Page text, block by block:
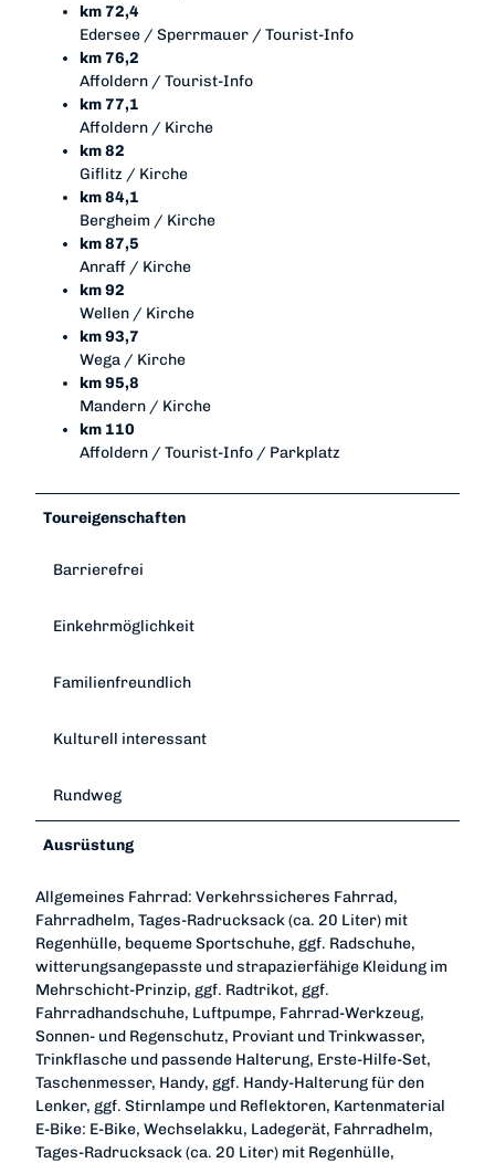
km 72,4
Edersee / Sperrmauer / Tourist-Info
km 76,2
Affoldern / Tourist-Info
km 77,1
Affoldern / Kirche
km 82
Giflitz / Kirche
km 84,1
Bergheim / Kirche
km 87,5
Anraff / Kirche
km 92
Wellen / Kirche
km 93,7
Wega / Kirche
km 95,8
Mandern / Kirche
km 110
Affoldern / Tourist-Info / Parkplatz
Toureigenschaften
Barrierefrei
Einkehrmöglichkeit
Familienfreundlich
Kulturell interessant
Rundweg
Ausrüstung
Allgemeines Fahrrad: Verkehrssicheres Fahrrad,
Fahrradhelm, Tages-Radrucksack (ca. 20 Liter) mit
Regenhülle, bequeme Sportschuhe, ggf. Radschuhe,
witterungsangepasste und strapazierfähige Kleidung im
Mehrschicht-Prinzip, ggf. Radtrikot, ggf.
Fahrradhandschuhe, Luftpumpe, Fahrrad-Werkzeug,
Sonnen- und Regenschutz, Proviant und Trinkwasser,
Trinkflasche und passende Halterung, Erste-Hilfe-Set,
Taschenmesser, Handy, ggf. Handy-Halterung für den
Lenker, ggf. Stirnlampe und Reflektoren, Kartenmaterial
E-Bike: E-Bike, Wechselakku, Ladegerät, Fahrradhelm,
Tages-Radrucksack (ca. 20 Liter) mit Regenhülle,